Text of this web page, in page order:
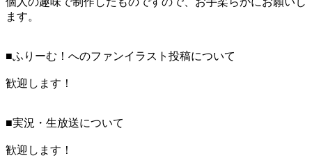
ます。
■ふりーむ！へのファンイラスト投稿について
歓迎します！
■実況・生放送について
歓迎します！